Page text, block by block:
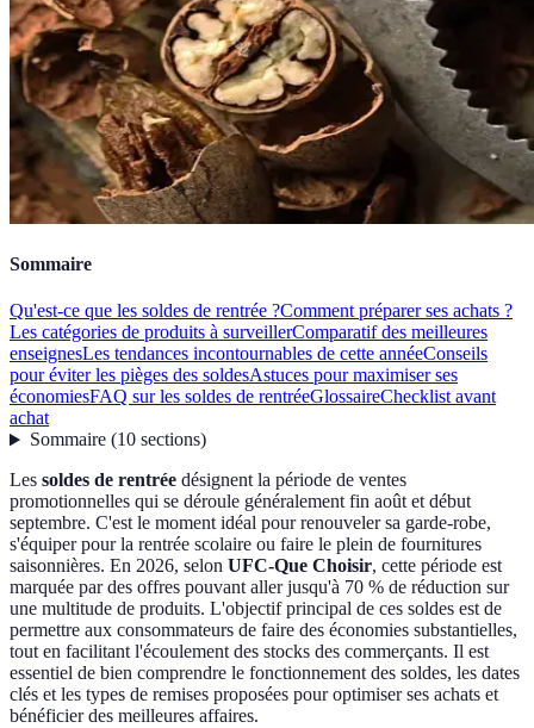
Sommaire
Qu'est-ce que les soldes de rentrée ?Comment préparer ses achats ?
Les catégories de produits à surveillerComparatif des meilleures
enseignesLes tendances incontournables de cette annéeConseils
pour éviter les pièges des soldesAstuces pour maximiser ses
économiesFAQ sur les soldes de rentréeGlossaireChecklist avant
achat
Sommaire(10 sections)
Les soldes de rentrée désignent la période de ventes
promotionnelles qui se déroule généralement fin août et début
septembre. C'est le moment idéal pour renouveler sa garde-robe,
s'équiper pour la rentrée scolaire ou faire le plein de fournitures
saisonnières. En 2026, selon UFC-Que Choisir, cette période est
marquée par des offres pouvant aller jusqu'à 70 % de réduction sur
une multitude de produits. L'objectif principal de ces soldes est de
permettre aux consommateurs de faire des économies substantielles,
tout en facilitant l'écoulement des stocks des commerçants. Il est
essentiel de bien comprendre le fonctionnement des soldes, les dates
clés et les types de remises proposées pour optimiser ses achats et
bénéficier des meilleures affaires.